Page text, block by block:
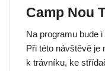
Camp Nou
Na programu bude
Při této návštěvě je
k trávníku, ke